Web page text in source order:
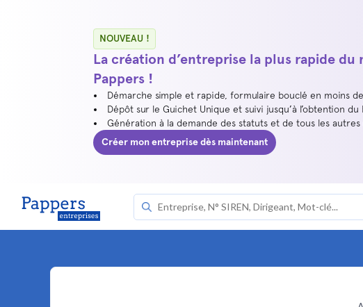
NOUVEAU !
La création d’entreprise la plus rapide
Pappers !
Démarche simple et rapide, formulaire bouclé en moins
Dépôt sur le Guichet Unique et suivi jusqu’à l’obtention du
Génération à la demande des statuts et de tous les
Créer mon entreprise dès maintenant